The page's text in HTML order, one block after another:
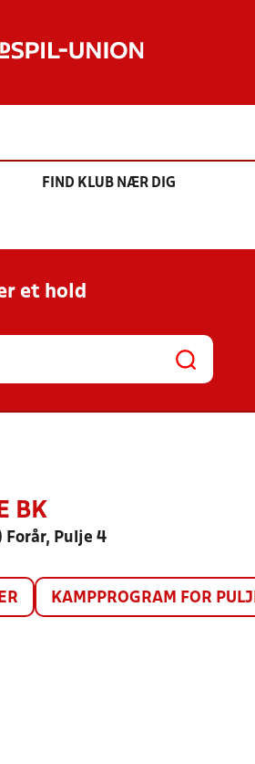
FIND KLUB NÆR DIG
et hold
BK
Forår, Pulje 4
KAMPPROGRAM FOR